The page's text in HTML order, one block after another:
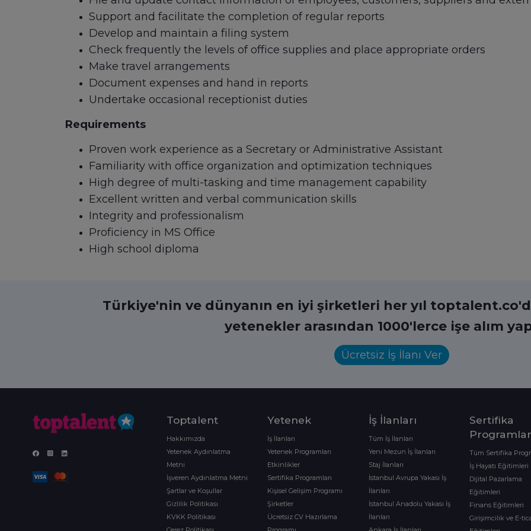
Support and facilitate the completion of regular reports
Develop and maintain a filing system
Check frequently the levels of office supplies and place appropriate orders
Make travel arrangements
Document expenses and hand in reports
Undertake occasional receptionist duties
Requirements
Proven work experience as a Secretary or Administrative Assistant
Familiarity with office organization and optimization techniques
High degree of multi-tasking and time management capability
Excellent written and verbal communication skills
Integrity and professionalism
Proficiency in MS Office
High school diploma
Türkiye'nin ve dünyanın en iyi şirketleri her yıl
yetenekler arasından 1000'lerce işe alım
Ücretsiz İş İlanı Ver
Toptalent
Hakkımızda
Yetenek Aydınlatma
Metni
İşveren Aydınlatma Metni
Şartlar ve Koşullar
Gizlilik Politikası
KVKK Politikası
Yetenek
İş İlanları
Yetenek Programları
Etkinlikler
Sertifika Programları
Kişisel Gelişim Programı
Şirketler
Ücretsiz CV Hazırlama
İş İlanları
Tüm İş İlanları
Yeni Mezun İş İlanları
Staj İlanları
İstanbul Avrupa Yakası İş
İlanları
İstanbul Anadolu Yakası İş
İlanları
Sertifika
Tüm Sertifika
İş Hayatı Eğitimleri
Dijital Pazarlama
Eğitimleri
Finans Eğitimleri
Girişimcilik ve E-